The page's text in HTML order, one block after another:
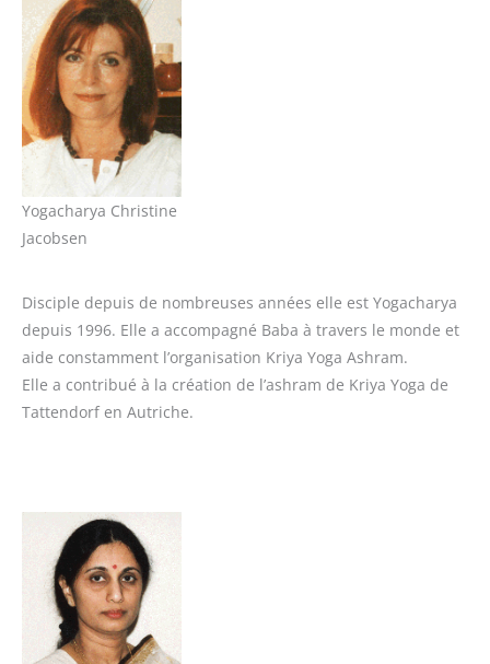
Yogacharya Christine
Jacobsen
Disciple depuis de nombreuses années elle est Yogacharya
depuis 1996. Elle a accompagné Baba à travers le monde et
aide constamment l’organisation Kriya Yoga Ashram.
Elle a contribué à la création de l’ashram de Kriya Yoga de
Tattendorf en Autriche.